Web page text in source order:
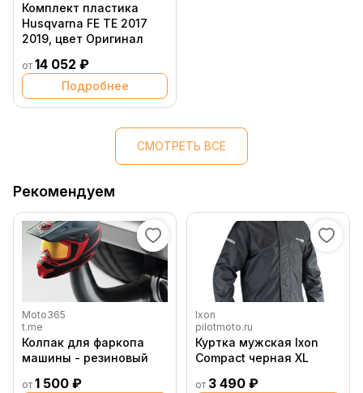
Комплект пластика
Husqvarna FE TE 2017
2019, цвет Оригинал
от 14 052 ₽
Подробнее
СМОТРЕТЬ ВСЕ
Рекомендуем
Moto365
t.me
Колпак для фаркопа
машины - резиновый
от 1 500 ₽
Ixon
pilotmoto.ru
Куртка мужская Ixon
Compact черная XL
от 3 490 ₽